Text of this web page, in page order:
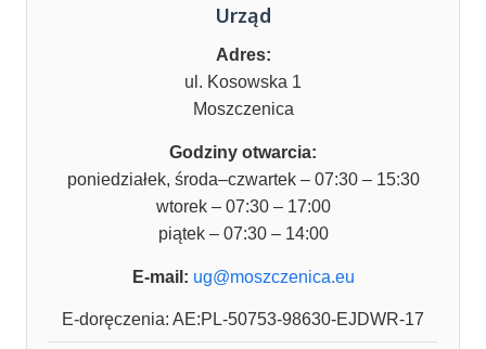
Urząd
Adres:
ul. Kosowska 1
Moszczenica
Godziny otwarcia:
poniedziałek, środa–czwartek – 07:30 – 15:30
wtorek – 07:30 – 17:00
piątek – 07:30 – 14:00
E-mail: ug@moszczenica.eu
E-doręczenia: AE:PL-50753-98630-EJDWR-17